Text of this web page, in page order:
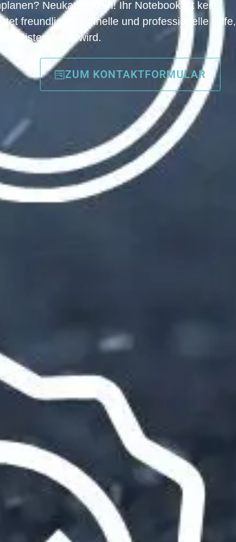
Neukauf? Nein! Ihr Notebook ist kein
freundliche, schnelle und professionelle Hilfe,
Existenzkrise wird.
ZUM KONTAKTFORMULAR